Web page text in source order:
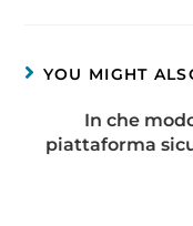
YOU MIGHT
In che
piattaforma